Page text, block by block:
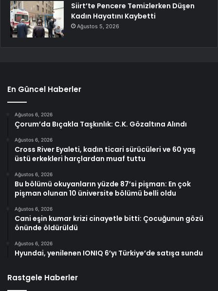
Siirt’te Pencere Temizlerken Düşen
Kadın Hayatını Kaybetti
Ağustos 5, 2026
En Güncel Haberler
Ağustos 6, 2026
Çorum’da Bıçakla Taşkınlık: C.K. Gözaltına Alındı
Ağustos 6, 2026
Cross River Eyaleti, kadın ticari sürücüleri ve 60 yaş
üstü erkekleri harçlardan muaf tuttu
Ağustos 6, 2026
Bu bölümü okuyanların yüzde 87’si pişman: En çok
pişman olunan 10 üniversite bölümü belli oldu
Ağustos 6, 2026
Cani eşin kumar krizi cinayetle bitti: Çocuğunun gözü
önünde öldürüldü
Ağustos 6, 2026
Hyundai, yenilenen IONIQ 6’yı Türkiye’de satışa sundu
Rastgele Haberler